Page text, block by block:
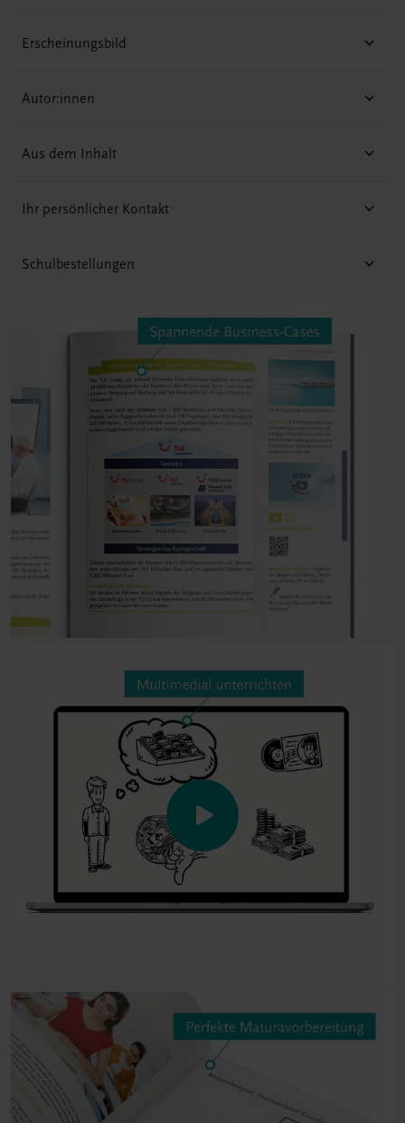
Erscheinungsbild
Autor:innen
Aus dem Inhalt
Ihr persönlicher Kontakt
Schulbestellungen